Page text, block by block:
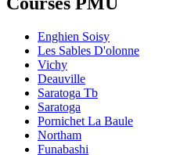
Enghien Soisy
Les Sables D'olonne
Vichy
Deauville
Saratoga Tb
Saratoga
Pornichet La Baule
Northam
Funabashi